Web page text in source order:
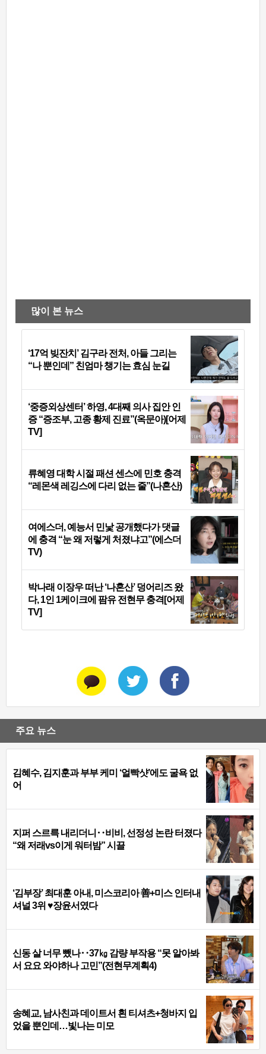
많이 본 뉴스
‘17억 빚잔치’ 김구라 전처, 아들 그리는
“나 뿐인데” 친엄마 챙기는 효심 눈길
‘중증외상센터’ 하영, 4대째 의사 집안 인
증 “증조부, 고종 황제 진료”(옥문아)[어제
TV]
류혜영 대학 시절 패션 센스에 민호 충격
“레몬색 레깅스에 다리 없는 줄”(나혼산)
여에스더, 예능서 민낯 공개했다가 댓글
에 충격 “눈 왜 저렇게 처졌냐고”(에스더
TV)
박나래 이장우 떠난 ‘나혼산’ 덩어리즈 왔
다, 1인 1케이크에 팜유 전현무 충격[어제
TV]
주요 뉴스
김혜수, 김지훈과 부부 케미 ‘얼빡샷’에도 굴욕 없
어
지퍼 스르륵 내리더니‥비비, 선정성 논란 터졌다
“왜 저래vs이게 워터밤” 시끌
‘김부장’ 최대훈 아내, 미스코리아 善+미스 인터내
셔널 3위 ♥장윤서였다
신동 살 너무 뺐나‥37㎏ 감량 부작용 “못 알아봐
서 요요 와야하나 고민”(전현무계획4)
송혜교, 남사친과 데이트서 흰 티셔츠+청바지 입
었을 뿐인데…빛나는 미모